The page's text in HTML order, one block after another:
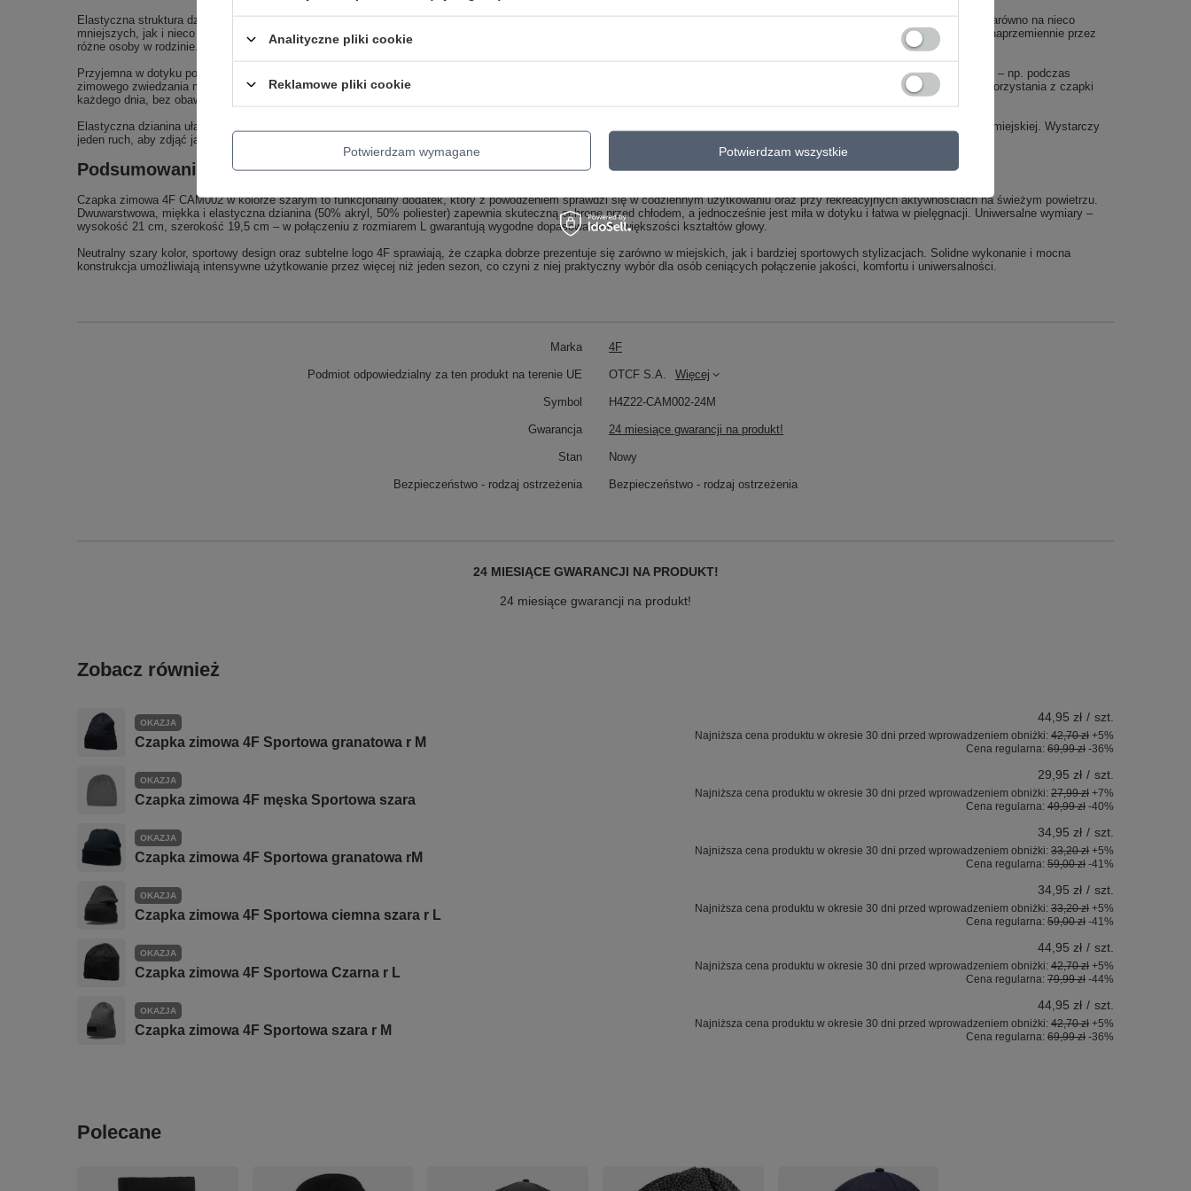
Elastyczna struktura dzianiny sprawia, że czapka dopasowuje się do kształtu głowy, zapewniając stabilność i wygodę. Dzięki rozciągliwości materiału produkt dobrze układa się zarówno na nieco
mniejszych, jak i nieco większych obwodach głowy w ramach rozmiaru L. To praktyczne rozwiązanie, gdy czapkę zamierzasz kupić jako prezent lub gdy będzie ona użytkowana naprzemiennie przez
różne osoby w rodzinie.
Przyjemna w dotyku powierzchnia minimalizuje ryzyko dyskomfortu nawet przy dłuższym noszeniu. Jest to szczególnie istotne, gdy spędzasz wiele godzin na świeżym powietrzu – np. podczas
zimowego zwiedzania miasta, całodziennej wycieczki za miasto czy długiego spaceru z dziećmi po parku. Brak uczucia drapania lub szorstkości przekłada się na większą chęć korzystania z czapki
każdego dnia, bez obaw o podrażnienia skóry.
Elastyczna dzianina ułatwia również zakładanie i zdejmowanie czapki, co docenisz np. w sytuacji, gdy często przechodzisz z zewnątrz do wnętrz – do biura, sklepu, komunikacji miejskiej. Wystarczy
jeden ruch, aby zdjąć ją z głowy i włożyć do kieszeni, a po wyjściu na zewnątrz ponownie założyć, bez obawy o utratę kształtu.
Podsumowanie – praktyczna, sportowa czapka zimowa 4F na wiele sezonów
Czapka zimowa 4F CAM002 w kolorze szarym to funkcjonalny dodatek, który z powodzeniem sprawdzi się w codziennym użytkowaniu oraz przy rekreacyjnych aktywnościach na świeżym powietrzu.
Dwuwarstwowa, miękka i elastyczna dzianina (50% akryl, 50% poliester) zapewnia skuteczną ochronę przed chłodem, a jednocześnie jest miła w dotyku i łatwa w pielęgnacji. Uniwersalne wymiary –
wysokość 21 cm, szerokość 19,5 cm – w połączeniu z rozmiarem L gwarantują wygodne dopasowanie do większości kształtów głowy.
Neutralny szary kolor, sportowy design oraz subtelne logo 4F sprawiają, że czapka dobrze prezentuje się zarówno w miejskich, jak i bardziej sportowych stylizacjach. Solidne wykonanie i mocna
konstrukcja umożliwiają intensywne użytkowanie przez więcej niż jeden sezon, co czyni z niej praktyczny wybór dla osób ceniących połączenie jakości, komfortu i uniwersalności.
Marka 4F
Podmiot odpowiedzialny za ten produkt na terenie UE OTCF S.A. Więcej
Symbol H4Z22-CAM002-24M
Gwarancja 24 miesiące gwarancji na produkt!
Stan Nowy
Bezpieczeństwo - rodzaj ostrzeżenia Bezpieczeństwo - rodzaj ostrzeżenia
24 MIESIĄCE GWARANCJI NA PRODUKT!
24 miesiące gwarancji na produkt!
Zobacz również
OKAZJA
Czapka zimowa 4F Sportowa granatowa r M
44,95 zł / szt.
Najniższa cena produktu w okresie 30 dni przed wprowadzeniem obniżki: 42,70 zł +5%
Cena regularna: 69,99 zł -36%
OKAZJA
Czapka zimowa 4F męska Sportowa szara
29,95 zł / szt.
Najniższa cena produktu w okresie 30 dni przed wprowadzeniem obniżki: 27,99 zł +7%
Cena regularna: 49,99 zł -40%
OKAZJA
Czapka zimowa 4F Sportowa granatowa rM
34,95 zł / szt.
Najniższa cena produktu w okresie 30 dni przed wprowadzeniem obniżki: 33,20 zł +5%
Cena regularna: 59,00 zł -41%
OKAZJA
Czapka zimowa 4F Sportowa ciemna szara r L
34,95 zł / szt.
Najniższa cena produktu w okresie 30 dni przed wprowadzeniem obniżki: 33,20 zł +5%
Cena regularna: 59,00 zł -41%
OKAZJA
Czapka zimowa 4F Sportowa Czarna r L
44,95 zł / szt.
Najniższa cena produktu w okresie 30 dni przed wprowadzeniem obniżki: 42,70 zł +5%
Cena regularna: 79,99 zł -44%
OKAZJA
Czapka zimowa 4F Sportowa szara r M
44,95 zł / szt.
Najniższa cena produktu w okresie 30 dni przed wprowadzeniem obniżki: 42,70 zł +5%
Cena regularna: 69,99 zł -36%
Polecane
Analityczne pliki cookie
Reklamowe pliki cookie
Potwierdzam wymagane Potwierdzam wszystkie